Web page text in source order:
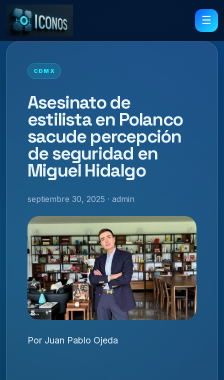
☰
CDMX
Asesinato de
estilista en Polanco
sacude percepción
de seguridad en
Miguel Hidalgo
septiembre 30, 2025 · admin
Por Juan Pablo Ojeda